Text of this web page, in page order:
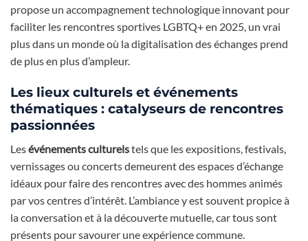
propose un accompagnement technologique innovant pour
faciliter les rencontres sportives LGBTQ+ en 2025, un vrai
plus dans un monde où la digitalisation des échanges prend
de plus en plus d’ampleur.
Les lieux culturels et événements
thématiques : catalyseurs de rencontres
passionnées
Lesévénements culturelstels que les expositions, festivals,
vernissages ou concerts demeurent des espaces d’échange
idéaux pour faire des rencontres avec des hommes animés
par vos centres d’intérêt. L’ambiance y est souvent propice à
la conversation et à la découverte mutuelle, car tous sont
présents pour savourer une expérience commune.